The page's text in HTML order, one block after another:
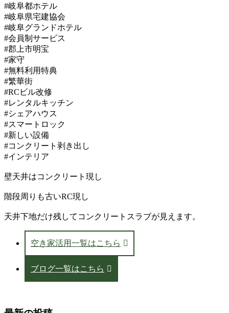
#岐阜都ホテル
#岐阜県宅建協会
#岐阜グランドホテル
#会員制サービス
#郡上市明宝
#家守
#無料利用特典
#繁華街
#RCビル改修
#レンタルキッチン
#シェアハウス
#スマートロック
#新しい設備
#コンクリート剥き出し
#インテリア
壁天井はコンクリート現し
階段周りも古いRC現し
天井下地だけ残してコンクリートスラブが見えます。
空き家活用一覧はこちら
ブログ一覧はこちら